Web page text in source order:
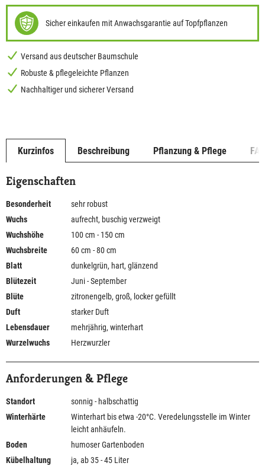
Sicher einkaufen mit Anwachsgarantie auf Topfpflanzen
Versand aus deutscher Baumschule
Robuste & pflegeleichte Pflanzen
Nachhaltiger und sicherer Versand
Kurzinfos Beschreibung Pflanzung & Pflege
Eigenschaften
Besonderheit
sehr robust
Wuchs
aufrecht, buschig verzweigt
Wuchshöhe
100 cm - 150 cm
Wuchsbreite
60 cm - 80 cm
Blatt
dunkelgrün, hart, glänzend
Blütezeit
Juni - September
Blüte
zitronengelb, groß, locker gefüllt
Duft
starker Duft
Lebensdauer
mehrjährig, winterhart
Wurzelwuchs
Herzwurzler
Anforderungen & Pflege
Standort
sonnig - halbschattig
Winterhärte
Winterhart bis etwa -20°C. Veredelungsstelle im Winter
leicht anhäufeln.
Boden
humoser Gartenboden
Kübelhaltung
ja, ab 35 - 45 Liter